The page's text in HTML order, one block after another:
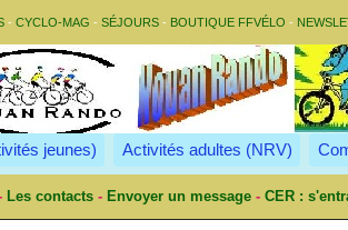
- CYCLO-MAG - SÉJOURS - BOUTIQUE FFVÉLO -
jeunes) Activités adultes (NRV)
Les contacts- Envoyer un message- CER :